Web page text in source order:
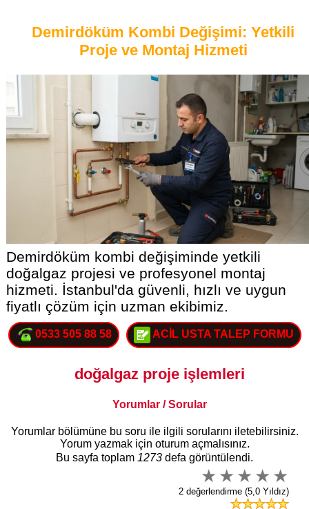
Demirdöküm Kombi Değişimi: Yetkili
Proje ve Montaj Hizmeti
Demirdöküm kombi değişiminde yetkili
doğalgaz projesi ve profesyonel montaj
hizmeti. İstanbul'da güvenli, hızlı ve uygun
fiyatlı çözüm için uzman ekibimiz.
0533 505 88 58 ACİL USTA TALEP FORMU
doğalgaz proje işlemleri
Yorumlar / Sorular
Yorumlar bölümüne bu soru ile ilgili sorularını iletebilirsiniz.
Yorum yazmak için oturum açmalısınız.
Bu sayfa toplam 1273 defa görüntülendi.
2 değerlendirme (5,0 Yıldız)